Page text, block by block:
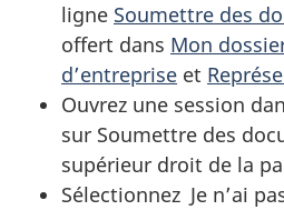
ligne Soumettre des
offert dans Mon
d’entreprise et
Ouvrez une session
sur Soumettre des
supérieur droit de la
Sélectionnez Je n’ai